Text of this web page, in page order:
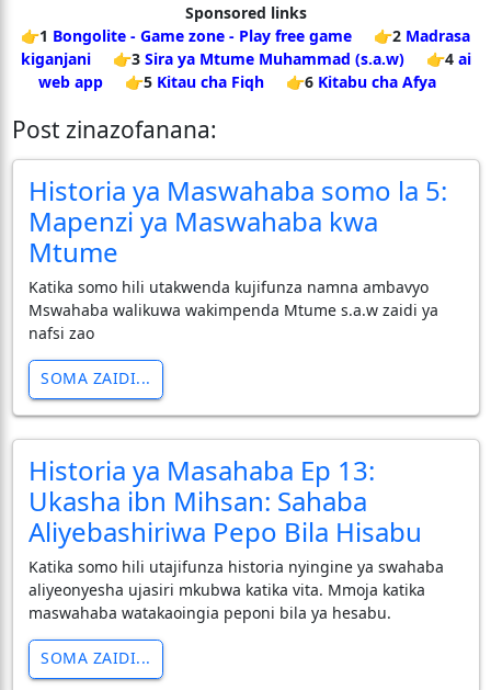
Sponsored links
👉1 Bongolite - Game zone - Play free game 👉2 Madrasa
kiganjani
👉3 Sira ya Mtume Muhammad (s.a.w) 👉4 ai
web app
👉5 Kitau cha Fiqh 👉6 Kitabu cha Afya
Post zinazofanana:
Historia ya Maswahaba somo la 5:
Mapenzi ya Maswahaba kwa
Mtume
Katika somo hili utakwenda kujifunza namna ambavyo
Mswahaba walikuwa wakimpenda Mtume s.a.w zaidi ya
nafsi zao
SOMA ZAIDI...
Historia ya Masahaba Ep 13:
Ukasha ibn Mihsan: Sahaba
Aliyebashiriwa Pepo Bila Hisabu
Katika somo hili utajifunza historia nyingine ya swahaba
aliyeonyesha ujasiri mkubwa katika vita. Mmoja katika
maswahaba watakaoingia peponi bila ya hesabu.
SOMA ZAIDI...